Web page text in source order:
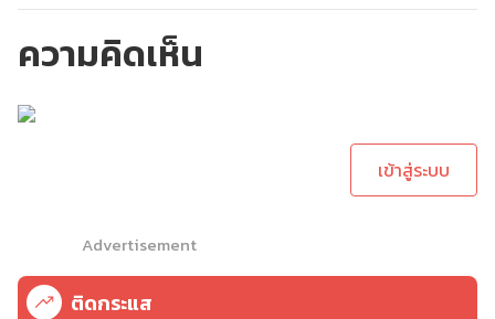
ความคิดเห็น
เข้าสู่ระบบ
Advertisement
ติดกระแส